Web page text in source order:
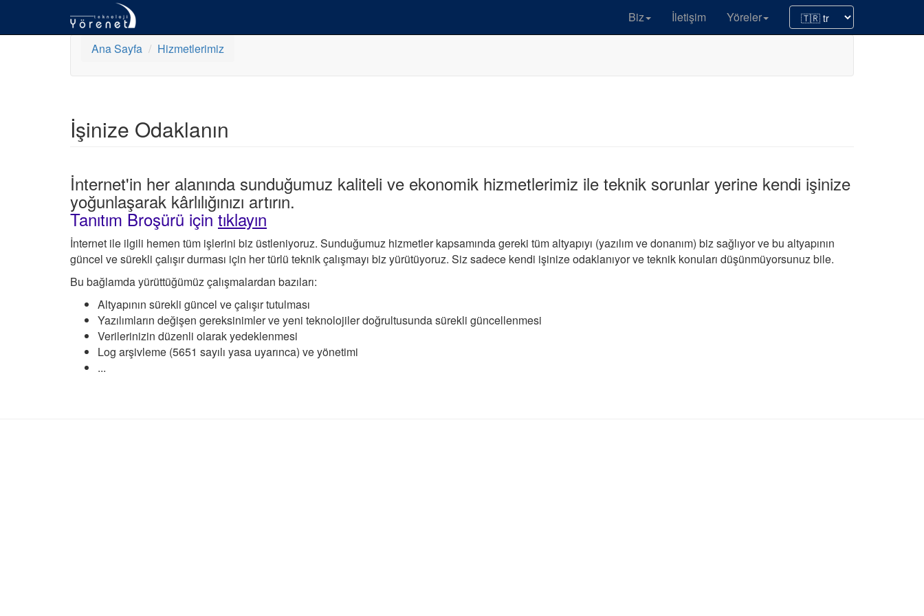
Biz İletişim
Yöreler
Ana Sayfa
Hizmetlerimiz
İşinize Odaklanın
İnternet'in her alanında sunduğumuz kaliteli ve ekonomik hizmetlerimiz ile teknik sorunlar yerine kendi işinize
yoğunlaşarak kârlılığınızı artırın.
Tanıtım Broşürü içintıklayın
İnternet ile ilgili hemen tüm işlerini biz üstleniyoruz. Sunduğumuz hizmetler kapsamında gereki tüm altyapıyı (yazılım ve donanım) biz sağlıyor ve bu altyapının
güncel ve sürekli çalışır durması için her türlü teknik çalışmayı biz yürütüyoruz. Siz sadece kendi işinize odaklanıyor ve teknik konuları düşünmüyorsunuz bile.
Bu bağlamda yürüttüğümüz çalışmalardan bazıları:
Altyapının sürekli güncel ve çalışır tutulması
Yazılımların değişen gereksinimler ve yeni teknolojiler doğrultusunda sürekli güncellenmesi
Verilerinizin düzenli olarak yedeklenmesi
Log arşivleme (5651 sayılı yasa uyarınca) ve yönetimi
...